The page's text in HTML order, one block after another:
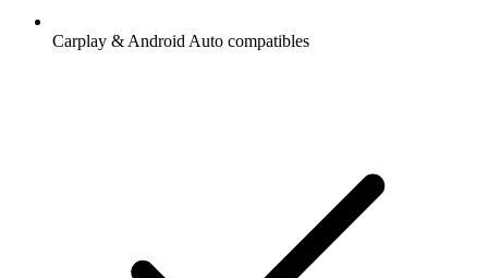
Carplay & Android Auto compatibles